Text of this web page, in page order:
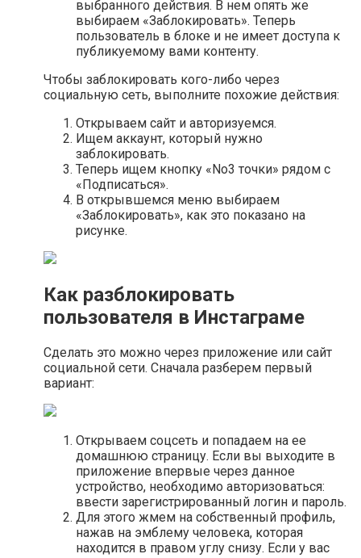
выбранного действия. В нем опять же
выбираем «Заблокировать». Теперь
пользователь в блоке и не имеет доступа к
публикуемому вами контенту.
Чтобы заблокировать кого-либо через
социальную сеть, выполните похожие действия:
Открываем сайт и авторизуемся.
Ищем аккаунт, который нужно
заблокировать.
Теперь ищем кнопку «No3 точки» рядом с
«Подписаться».
В открывшемся меню выбираем
«Заблокировать», как это показано на
рисунке.
Как разблокировать
пользователя в Инстаграме
Сделать это можно через приложение или сайт
социальной сети. Сначала разберем первый
вариант:
Открываем соцсеть и попадаем на ее
домашнюю страницу. Если вы выходите в
приложение впервые через данное
устройство, необходимо авторизоваться:
ввести зарегистрированный логин и пароль.
Для этого жмем на собственный профиль,
нажав на эмблему человека, которая
находится в правом углу снизу. Если у вас